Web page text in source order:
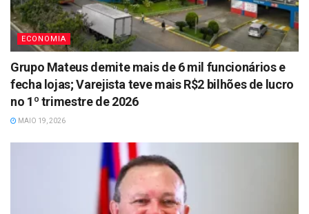
ECONOMIA
Grupo Mateus demite mais de 6 mil funcionários e
fecha lojas; Varejista teve mais R$2 bilhões de lucro
no 1º trimestre de 2026
MAIO 19, 2026